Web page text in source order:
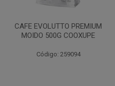
FILTRO PAPEL EVOLUTTO
102 30UN COOXUPE
Código: 259097